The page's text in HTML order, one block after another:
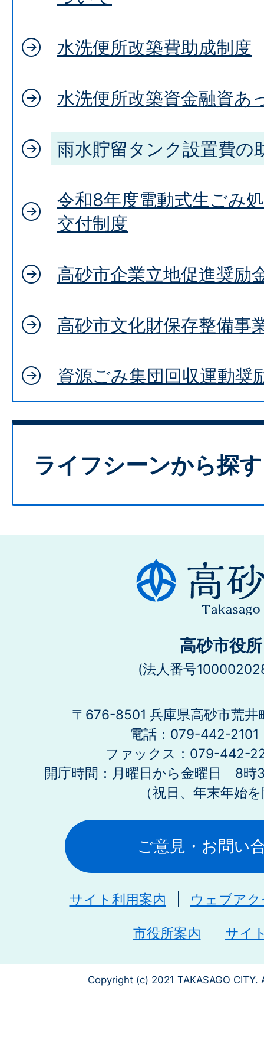
水洗便所改築費助成制度
水洗便所改築資金融資あ
雨水貯留タンク設置費の
令和8年度電動式生ごみ
交付制度
高砂市企業立地促進奨励
高砂市文化財保存整備事
資源ごみ集団回収運動奨
ライフシーンから探す
高砂市役所
(法人番号
〒676-8501 兵庫県高砂市荒井
電話：079-442-2101
ファックス：079-442-
開庁時間：月曜日から金曜日 8時
（祝日、年末年始
ご意見・お問い
サイト利用案内 ウェブア
市役所案内 サイ
Copyright (c) 2021 TAKASAGO CITY.